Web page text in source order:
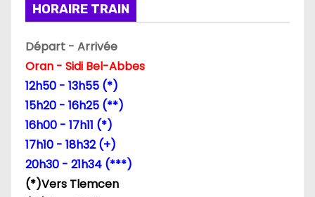
o
n
d
e
HORAIRE TRAIN
Départ - Arrivée
Oran - Sidi Bel-Abbes
12h50 - 13h55 (*)
15h20 - 16h25 (**)
16h00 - 17h11 (*)
17h10 - 18h32 (+)
20h30 - 21h34 (***)
(*)Vers Tlemcen